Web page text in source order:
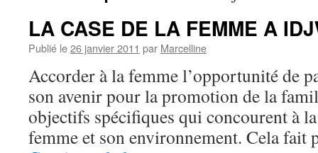
LA CASE DE LA FEMME A
Publié le26 janvier 2011 par Marcelline
Accorder à la femme l’opportunité de
son avenir pour la promotion de la
objectifs spécifiques qui concourent à
femme et son environnement. Cela